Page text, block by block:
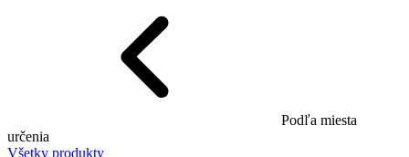
Podľa miesta
určenia
Všetky produkty